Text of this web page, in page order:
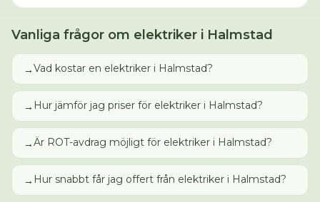
Vanliga frågor om elektriker i Halmstad
→Vad kostar en elektriker i Halmstad?
→ Hur jämför jag priser för elektriker i Halmstad?
→Är ROT-avdrag möjligt för elektriker i Halmstad?
→ Hur snabbt får jag offert från elektriker i Halmstad?